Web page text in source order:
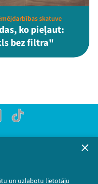
un uzlabotu lietotāju
skatuve
ko pieļaut:
bez filtra"
TikTok
politika